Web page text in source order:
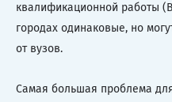
квалификационной работы
городах одинаковые, но
от вузов.
Самая большая проблема